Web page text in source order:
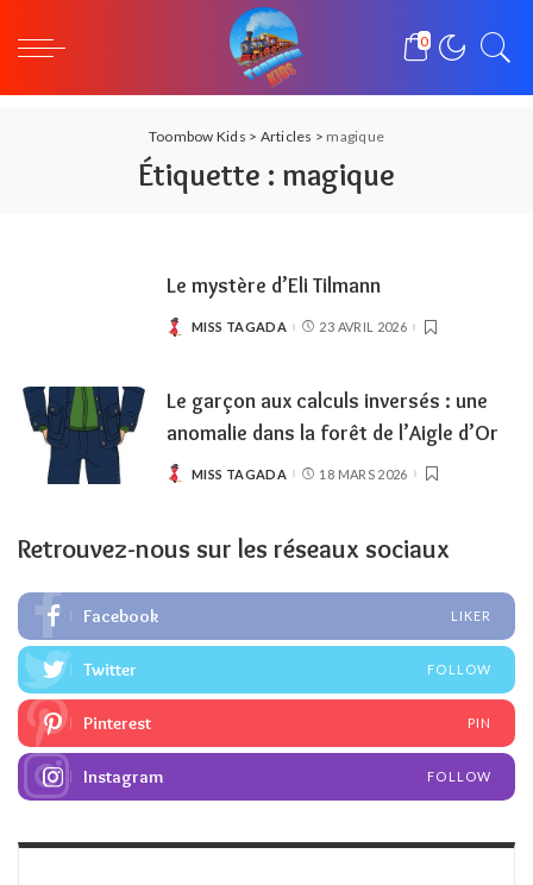
0
Toombow Kids > Articles > magique
Étiquette : magique
Le mystère d’Eli Tilmann
POSTED
MISS TAGADA 23 AVRIL 2026
Le garçon aux calculs inversés : une
anomalie dans la forêt de l’Aigle d’Or
POSTED
MISS TAGADA 18 MARS 2026
Retrouvez-nous sur les réseaux sociaux
Facebook LIKER
Twitter FOLLOW
Pinterest PIN
Instagram FOLLOW